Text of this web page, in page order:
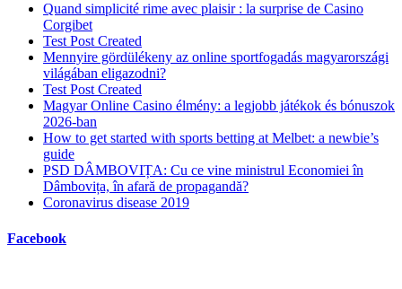
Quand simplicité rime avec plaisir : la surprise de Casino
Corgibet
Test Post Created
Mennyire gördülékeny az online sportfogadás magyarországi
világában eligazodni?
Test Post Created
Magyar Online Casino élmény: a legjobb játékok és bónuszok
2026-ban
How to get started with sports betting at Melbet: a newbie’s
guide
PSD DÂMBOVIȚA: Cu ce vine ministrul Economiei în
Dâmbovița, în afară de propagandă?
Coronavirus disease 2019
Facebook